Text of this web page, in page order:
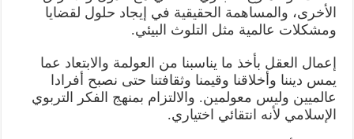
الأخرى، والمساهمة الحقيقية في إيجاد حلول لقضايا
ومشكلات عالمية مثل التلوث البيئي.
إعمال العقل بأخذ ما يناسبنا من العولمة والابتعاد عما
يمس ديننا وأخلاقنا وقيمنا وثقافتنا حتى نصبح أفرادا
عالميين وليس معولمين. والالتزام بمنهج الفكر التربوي
الإسلامي لأنه انتقائي اختياري.